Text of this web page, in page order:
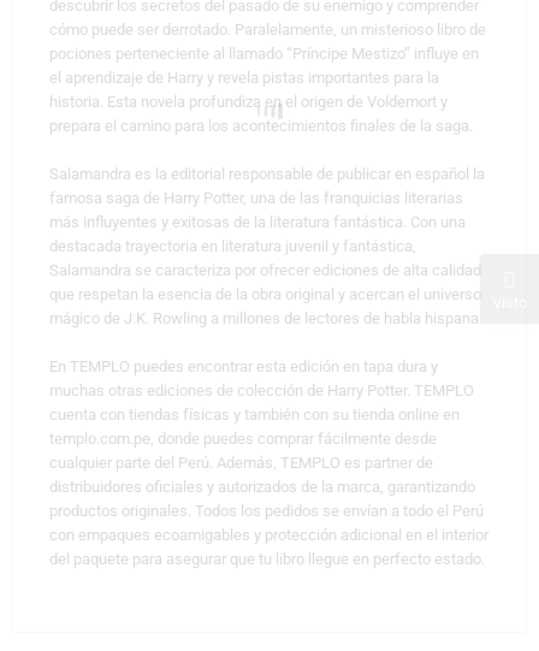
descubrir los secretos del pasado de su enemigo y comprender
cómo puede ser derrotado. Paralelamente, un misterioso libro de
pociones perteneciente al llamado “Príncipe Mestizo” influye en
el aprendizaje de Harry y revela pistas importantes para la
historia. Esta novela profundiza en el origen de Voldemort y
prepara el camino para los acontecimientos finales de la saga.
Salamandra es la editorial responsable de publicar en español la
famosa saga de Harry Potter, una de las franquicias literarias
más influyentes y exitosas de la literatura fantástica. Con una
destacada trayectoria en literatura juvenil y fantástica,
Salamandra se caracteriza por ofrecer ediciones de alta calidad
que respetan la esencia de la obra original y acercan el universo
mágico de J.K. Rowling a millones de lectores de habla hispana.
En TEMPLO puedes encontrar esta edición en tapa dura y
muchas otras ediciones de colección de Harry Potter. TEMPLO
cuenta con tiendas físicas y también con su tienda online en
templo.com.pe, donde puedes comprar fácilmente desde
cualquier parte del Perú. Además, TEMPLO es partner de
distribuidores oficiales y autorizados de la marca, garantizando
productos originales. Todos los pedidos se envían a todo el Perú
con empaques ecoamigables y protección adicional en el interior
del paquete para asegurar que tu libro llegue en perfecto estado.